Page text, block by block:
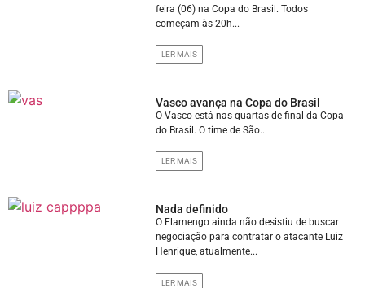
feira (06) na Copa do Brasil. Todos
começam às 20h...
LER MAIS
Vasco avança na Copa do Brasil
O Vasco está nas quartas de final da Copa
do Brasil. O time de São...
LER MAIS
Nada definido
O Flamengo ainda não desistiu de buscar
negociação para contratar o atacante Luiz
Henrique, atualmente...
LER MAIS